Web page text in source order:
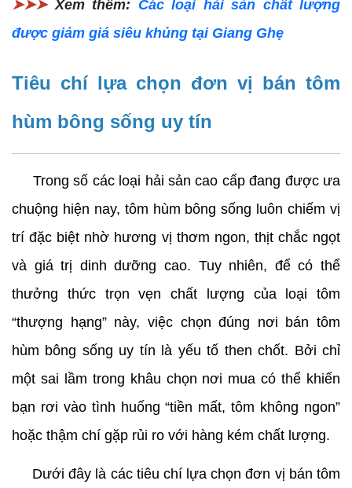
➤➤➤Xem thêm: Các loại hải sản chất lượng
được giảm giá siêu khủng tại Giang Ghẹ
Tiêu chí lựa chọn đơn vị bán tôm
hùm bông sống uy tín
Trong số các loại hải sản cao cấp đang được ưa
chuộng hiện nay, tôm hùm bông sống luôn chiếm vị
trí đặc biệt nhờ hương vị thơm ngon, thịt chắc ngọt
và giá trị dinh dưỡng cao. Tuy nhiên, để có thể
thưởng thức trọn vẹn chất lượng của loại tôm
“thượng hạng” này, việc chọn đúng nơi bán tôm
hùm bông sống uy tín là yếu tố then chốt. Bởi chỉ
một sai lầm trong khâu chọn nơi mua có thể khiến
bạn rơi vào tình huống “tiền mất, tôm không ngon”
hoặc thậm chí gặp rủi ro với hàng kém chất lượng.
Dưới đây là các tiêu chí lựa chọn đơn vị bán tôm